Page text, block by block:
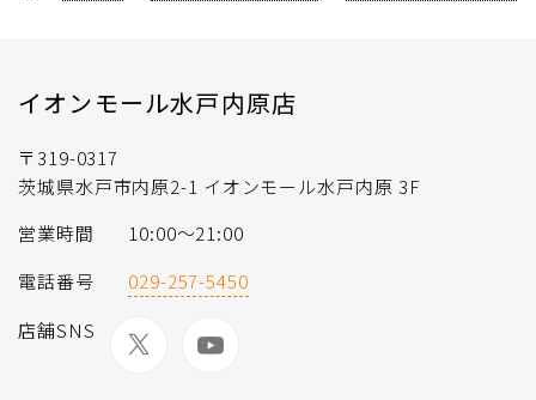
イオンモール水戸内原店
〒319-0317
茨城県水戸市内原2-1 イオンモール水戸内原 3F
営業時間
10:00〜21:00
電話番号
029-257-5450
店舗SNS